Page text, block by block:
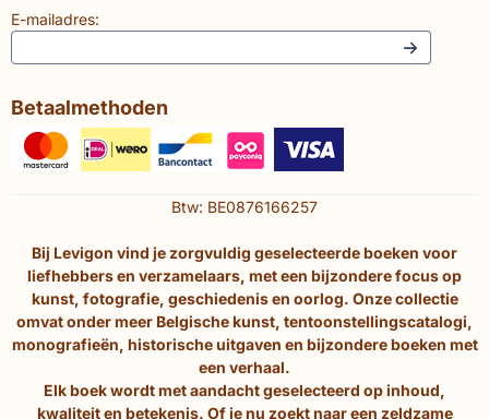
E-mailadres:
Betaalmethoden
Btw: BE0876166257
Bij Levigon vind je zorgvuldig geselecteerde boeken voor
liefhebbers en verzamelaars, met een bijzondere focus op
kunst, fotografie, geschiedenis en oorlog. Onze collectie
omvat onder meer Belgische kunst, tentoonstellingscatalogi,
monografieën, historische uitgaven en bijzondere boeken met
een verhaal.
Elk boek wordt met aandacht geselecteerd op inhoud,
kwaliteit en betekenis. Of je nu zoekt naar een zeldzame